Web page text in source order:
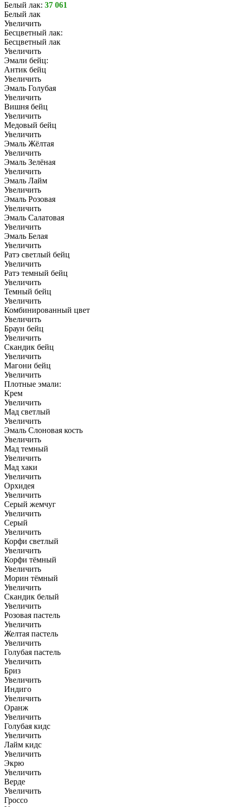
Белый лак: 37 061
Белый лак
Увеличить
Бесцветный лак:
Бесцветный лак
Увеличить
Эмали бейц:
Антик бейц
Увеличить
Эмаль Голубая
Увеличить
Вишня бейц
Увеличить
Медовый бейц
Увеличить
Эмаль Жёлтая
Увеличить
Эмаль Зелёная
Увеличить
Эмаль Лайм
Увеличить
Эмаль Розовая
Увеличить
Эмаль Салатовая
Увеличить
Эмаль Белая
Увеличить
Ратэ светлый бейц
Увеличить
Ратэ темный бейц
Увеличить
Темный бейц
Увеличить
Комбинированный цвет
Увеличить
Браун бейц
Увеличить
Скандик бейц
Увеличить
Магони бейц
Увеличить
Плотные эмали:
Крем
Увеличить
Мад светлый
Увеличить
Эмаль Слоновая кость
Увеличить
Мад темный
Увеличить
Мад хаки
Увеличить
Орхидея
Увеличить
Серый жемчуг
Увеличить
Серый
Увеличить
Корфи светлый
Увеличить
Корфи тёмный
Увеличить
Морин тёмный
Увеличить
Скандик белый
Увеличить
Розовая пастель
Увеличить
Желтая пастель
Увеличить
Голубая пастель
Увеличить
Бриз
Увеличить
Индиго
Увеличить
Оранж
Увеличить
Голубая кидс
Увеличить
Лайм кидс
Увеличить
Экрю
Увеличить
Верде
Увеличить
Гроссо